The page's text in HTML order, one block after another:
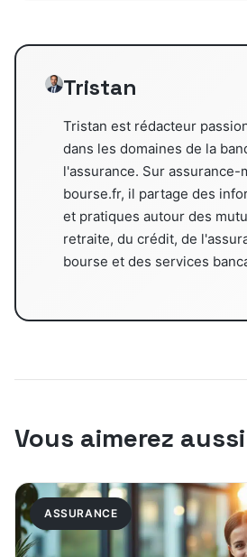
Tristan
Tristan est rédacteur
dans les domaines de la
l'assurance. Sur assurance-
bourse.fr, il partage des
et pratiques autour des
retraite, du crédit, de
bourse et des services
Vous aimerez aussi
ASSURANCE